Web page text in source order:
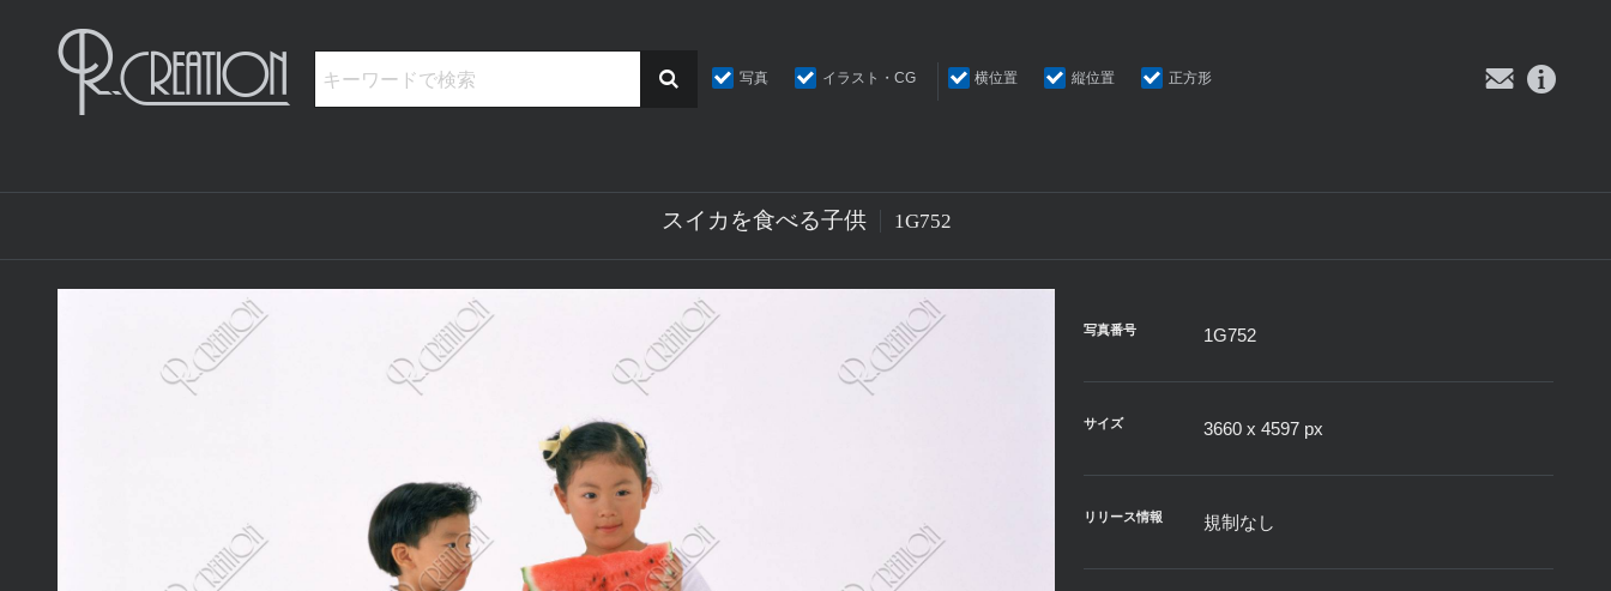
写真 イラスト・CG 横位置 縦位置 正方形
スイカを食べる子供 1G752
写真番号 1G752
サイズ 3660 x 4597 px
リリース情報 規制なし